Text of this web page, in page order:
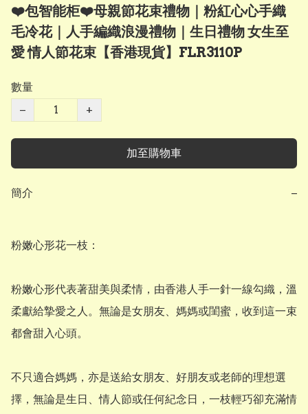
❤️包智能柜❤️母親節花束禮物｜粉紅心心手織
毛冷花｜人手編織浪漫禮物｜生日禮物 女生至
愛 情人節花束【香港現貨】FLR3110P
數量
−
+
加至購物車
簡介 −
粉嫩心形花一枝：
粉嫩心形代表著甜美與柔情，由香港人手一針一線勾織，溫
柔獻給摯愛之人。無論是女朋友、媽媽或閨蜜，收到這一束
都會甜入心頭。
不只適合媽媽，亦是送給女朋友、好朋友或老師的理想選
擇，無論是生日、情人節或任何紀念日，一枝輕巧卻充滿情